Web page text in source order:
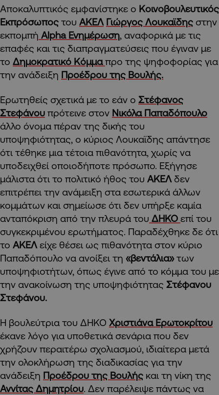
Αποκαλυπτικός εμφανίστηκε ο Κοινοβουλευτικός
Εκπρόσωπος του ΑΚΕΛ Γιώργος Λουκαϊδης στην
εκπομπή Alpha Ενημέρωση, αναφορικά με τις
επαφές και τις διαπραγματεύσεις που έγιναν με
το Δημοκρατικό Κόμμαπρο της ψηφοφορίας για
την ανάδειξη Προέδρου της Βουλής.
Ερωτηθείς σχετικά με το εάν ο Στέφανος
Στεφάνου πρότεινε στον Νικόλα Παπαδόπουλο
άλλο όνομα πέραν της δικής του
υποψηφιότητας, ο κύριος Λουκαϊδης απάντησε
ότι τέθηκε μια τέτοια πιθανότητα, χωρίς να
υποδειχθεί οποιοδήποτε πρόσωπο. Εξήγησε
μάλιστα ότι το πολιτικό ήθος του ΑΚΕΛ δεν
επιτρέπει την ανάμειξη στα εσωτερικά άλλων
κομμάτων και σημείωσε ότι δεν υπήρξε καμία
ανταπόκριση από την πλευρά του ΔΗΚΟ επί του
συγκεκριμένου ερωτήματος. Παραδέχθηκε δε ότι
το ΑΚΕΛ είχε θέσει ως πιθανότητα στον κύριο
Παπαδόπουλο να ανοίξει τη «βεντάλια»των
υποψηφιοτήτων, όπως έγινε από το κόμμα του με
την ανακοίνωση της υποψηφιότητας Στέφανου
Στεφάνου.
Η βουλεύτρια του ΔΗΚΟ Χριστιάνα Ερωτοκρίτου
έκανε λόγο για υποθετικά σενάρια που δεν
χρήζουν περαιτέρω σχολιασμού, ιδιαίτερα μετά
την ολοκλήρωση της διαδικασίας για την
ανάδειξη Προέδρου της Βουλής και τη νίκη της
Αννίτας Δημητρίου. Δεν παρέλειψε πάντως να